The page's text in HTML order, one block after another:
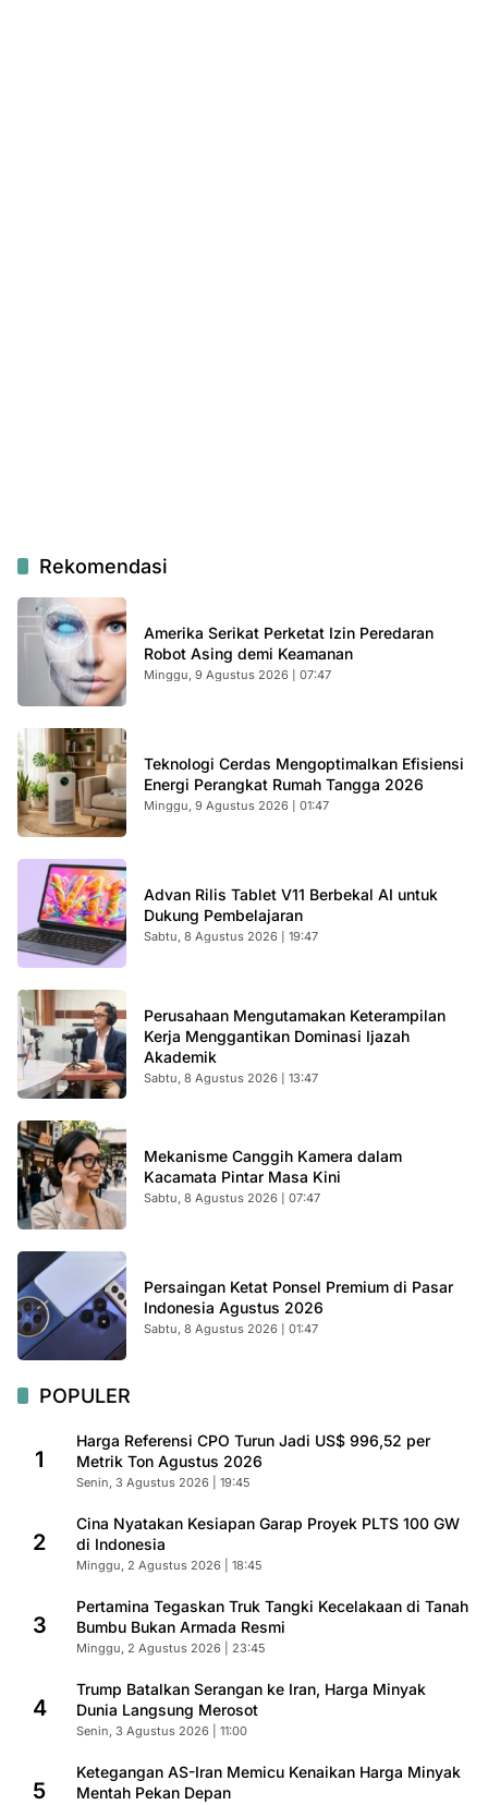
Rekomendasi
Amerika Serikat Perketat Izin Peredaran
Robot Asing demi Keamanan
Minggu, 9 Agustus 2026 | 07:47
Teknologi Cerdas Mengoptimalkan Efisiensi
Energi Perangkat Rumah Tangga 2026
Minggu, 9 Agustus 2026 | 01:47
Advan Rilis Tablet V11 Berbekal AI untuk
Dukung Pembelajaran
Sabtu, 8 Agustus 2026 | 19:47
Perusahaan Mengutamakan Keterampilan
Kerja Menggantikan Dominasi Ijazah
Akademik
Sabtu, 8 Agustus 2026 | 13:47
Mekanisme Canggih Kamera dalam
Kacamata Pintar Masa Kini
Sabtu, 8 Agustus 2026 | 07:47
Persaingan Ketat Ponsel Premium di Pasar
Indonesia Agustus 2026
Sabtu, 8 Agustus 2026 | 01:47
POPULER
1
Harga Referensi CPO Turun Jadi US$ 996,52 per
Metrik Ton Agustus 2026
Senin, 3 Agustus 2026 | 19:45
2
Cina Nyatakan Kesiapan Garap Proyek PLTS 100 GW
di Indonesia
Minggu, 2 Agustus 2026 | 18:45
3
Pertamina Tegaskan Truk Tangki Kecelakaan di Tanah
Bumbu Bukan Armada Resmi
Minggu, 2 Agustus 2026 | 23:45
4
Trump Batalkan Serangan ke Iran, Harga Minyak
Dunia Langsung Merosot
Senin, 3 Agustus 2026 | 11:00
5
Ketegangan AS-Iran Memicu Kenaikan Harga Minyak
Mentah Pekan Depan